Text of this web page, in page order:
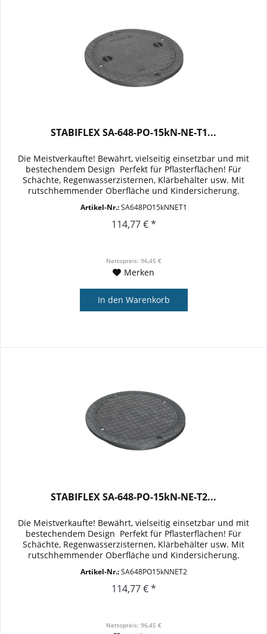
STABIFLEX SA-648-PO-15kN-NE-T1...
Die Meistverkaufte! Bewährt, vielseitig einsetzbar und mit
bestechendem Design  Perfekt für Pflasterflächen! Für
Schächte, Regenwasserzisternen, Klärbehälter usw. Mit
rutschhemmender Oberfläche und Kindersicherung.
Artikel-Nr.:SA648PO15kNNET1
114,77 € *
Nettopreis: 96,45 €
Merken
In den Warenkorb
STABIFLEX SA-648-PO-15kN-NE-T2...
Die Meistverkaufte! Bewährt, vielseitig einsetzbar und mit
bestechendem Design  Perfekt für Pflasterflächen! Für
Schächte, Regenwasserzisternen, Klärbehälter usw. Mit
rutschhemmender Oberfläche und Kindersicherung.
Artikel-Nr.:SA648PO15kNNET2
114,77 € *
Nettopreis: 96,45 €